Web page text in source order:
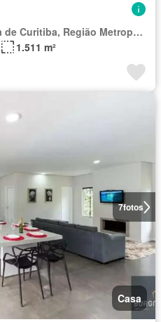
Região Geográfica Imediata de Curitiba, Região Metropolitana de Curitiba
1.511 m²
7fotos
Casa